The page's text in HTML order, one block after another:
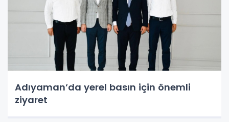
Adıyaman’da yerel basın için önemli
ziyaret